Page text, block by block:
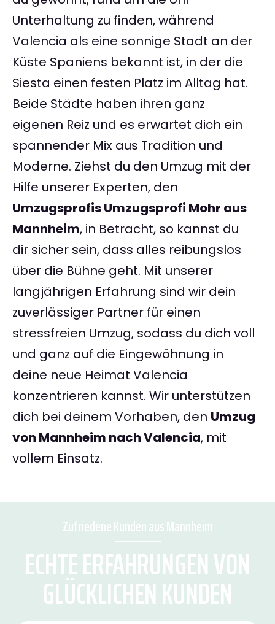
Unterhaltung zu finden, während
Valencia als eine sonnige Stadt an der
Küste Spaniens bekannt ist, in der die
Siesta einen festen Platz im Alltag hat.
Beide Städte haben ihren ganz
eigenen Reiz und es erwartet dich ein
spannender Mix aus Tradition und
Moderne. Ziehst du den Umzug mit der
Hilfe unserer Experten, den
Umzugsprofis Umzugsprofi Mohr aus
Mannheim, in Betracht, so kannst du
dir sicher sein, dass alles reibungslos
über die Bühne geht. Mit unserer
langjährigen Erfahrung sind wir dein
zuverlässiger Partner für einen
stressfreien Umzug, sodass du dich voll
und ganz auf die Eingewöhnung in
deine neue Heimat Valencia
konzentrieren kannst. Wir unterstützen
dich bei deinem Vorhaben, den Umzug
von Mannheim nach Valencia, mit
vollem Einsatz.
Zufriedene Kunden aus Mannheim
ECHTE ERFAHRUNGEN VON
GLÜCKLICHEN KUNDEN